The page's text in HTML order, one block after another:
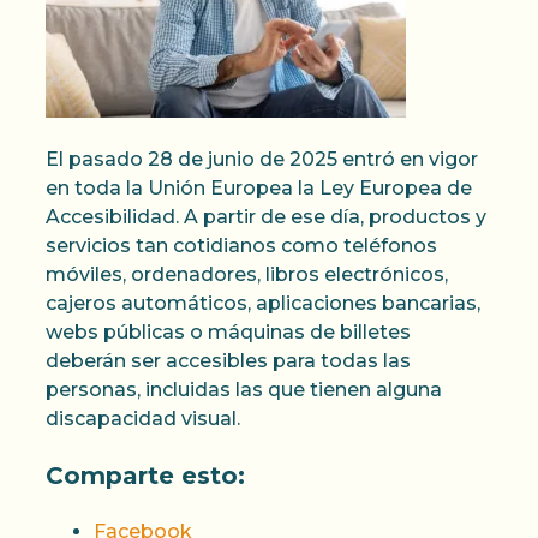
El pasado 28 de junio de 2025 entró en vigor
en toda la Unión Europea la Ley Europea de
Accesibilidad. A partir de ese día, productos y
servicios tan cotidianos como teléfonos
móviles, ordenadores, libros electrónicos,
cajeros automáticos, aplicaciones bancarias,
webs públicas o máquinas de billetes
deberán ser accesibles para todas las
personas, incluidas las que tienen alguna
discapacidad visual.
Comparte esto:
Facebook